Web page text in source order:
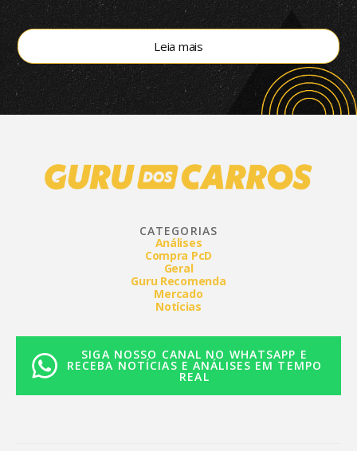
produto e pediu nossa análise completa
Leia mais
CATEGORIAS
Análises
Compra PcD
Geral
Guru Recomenda
Mercado
Notícias
SIGA NOSSO CANAL NO WHATSAPP E
RECEBA NOTÍCIAS E ANÁLISES EM TEMPO
REAL